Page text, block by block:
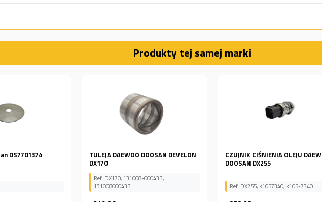
Produkty tej samej marki
TULEJA DAEWOO DOOSAN DEVELON
CZUJNIK CIŚNIENIA OLEJU DAEWOO
ALTERNATOR
Ref: 502-00003